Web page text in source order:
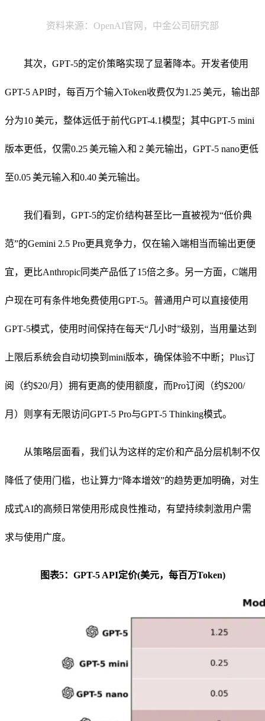
资料来源：OpenAI官网，中金公司研究部
其次，GPT‑5的定价策略实现了显著降本。开发者使用
GPT-5 API时，每百万个输入Token收费仅为1.25 美元，输出部
分为10 美元，整体远低于前代GPT-4.1模型；其中GPT‑5 mini
版本更低，仅需0.25 美元输入和 2 美元输出，GPT‑5 nano更低
至0.05 美元输入和0.40 美元输出。
我们看到，GPT-5的定价结构甚至比一直被视为“低价典
范”的Gemini 2.5 Pro更具竞争力，仅在输入端相当而输出更便
宜，更比Anthropic同类产品低了15倍之多。另一方面，C端用
户现在可有条件地免费使用GPT‑5。普通用户可以直接使用
GPT‑5模式，使用时间保持在每天“几小时”级别，当用量达到
上限后系统会自动切换到mini版本，确保体验不中断；Plus订
阅（约$20/月）拥有更高的使用额度，而Pro订阅（约$200/
月）则享有无限访问GPT‑5 Pro与GPT‑5 Thinking模式。
从策略层面看，我们认为这样的定价和产品分层机制不仅
降低了使用门槛，也让算力“降本增效”的趋势更加明确，对生
成式AI的高频日常使用形成良性推动，有望持续刺激用户需
求与使用广度。
图表5：GPT-5 API定价(美元，每百万Token)